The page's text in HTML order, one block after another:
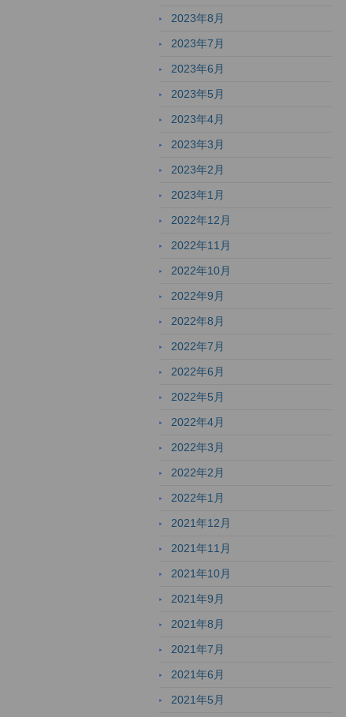
2023年8月
2023年7月
2023年6月
2023年5月
2023年4月
2023年3月
2023年2月
2023年1月
2022年12月
2022年11月
2022年10月
2022年9月
2022年8月
2022年7月
2022年6月
2022年5月
2022年4月
2022年3月
2022年2月
2022年1月
2021年12月
2021年11月
2021年10月
2021年9月
2021年8月
2021年7月
2021年6月
2021年5月